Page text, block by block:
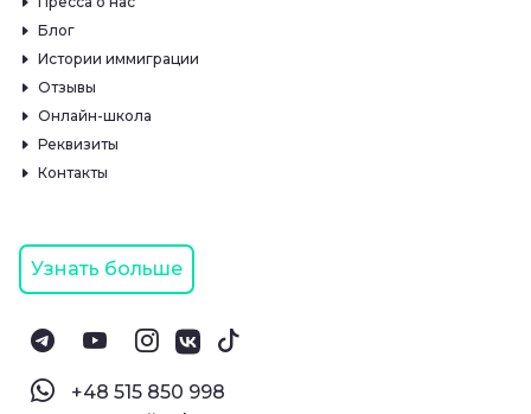
Блог
Истории иммиграции
Отзывы
Онлайн-школа
Реквизиты
Контакты
Узнать больше
‪+48 515 850 998‬